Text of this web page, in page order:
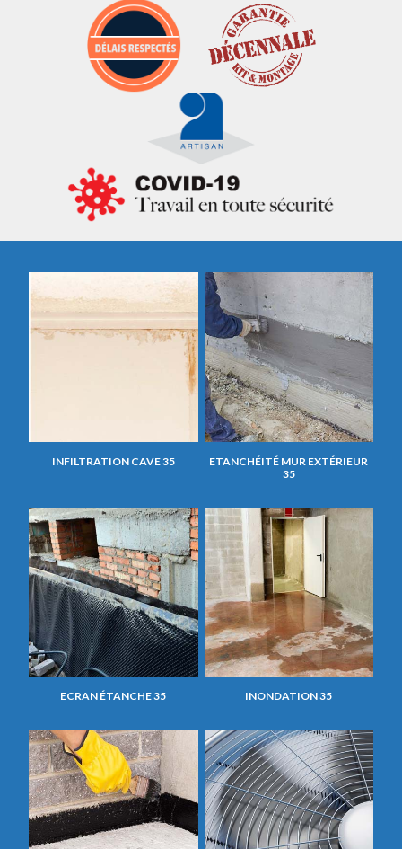
INFILTRATION CAVE 35
ETANCHÉITÉ MUR EXTÉRIEUR
35
ECRAN ÉTANCHE 35 INONDATION 35